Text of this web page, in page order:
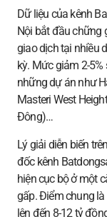
Dữ liệu của kênh
Nội bắt đầu chững
giao dịch tại nhiều
kỳ. Mức giảm 2-
những dự án như
Masteri West
Đông)…
Lý giải diễn biến
đốc kênh
hiện cục bộ ở một
gấp. Điểm chung
lên đến 8-12 tỷ